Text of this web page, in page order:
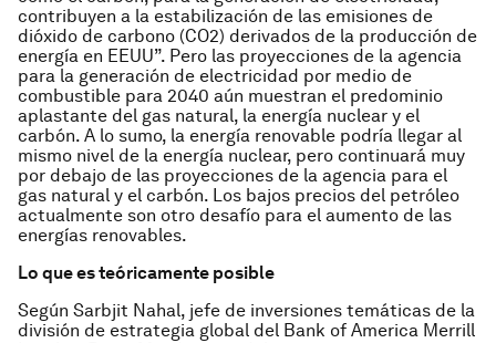
contribuyen a la estabilización de las emisiones de
dióxido de carbono (CO2) derivados de la producción de
energía en EEUU”. Pero las proyecciones de la agencia
para la generación de electricidad por medio de
combustible para 2040 aún muestran el predominio
aplastante del gas natural, la energía nuclear y el
carbón. A lo sumo, la energía renovable podría llegar al
mismo nivel de la energía nuclear, pero continuará muy
por debajo de las proyecciones de la agencia para el
gas natural y el carbón. Los bajos precios del petróleo
actualmente son otro desafío para el aumento de las
energías renovables.
Lo que es teóricamente posible
Según Sarbjit Nahal, jefe de inversiones temáticas de la
división de estrategia global del Bank of America Merrill